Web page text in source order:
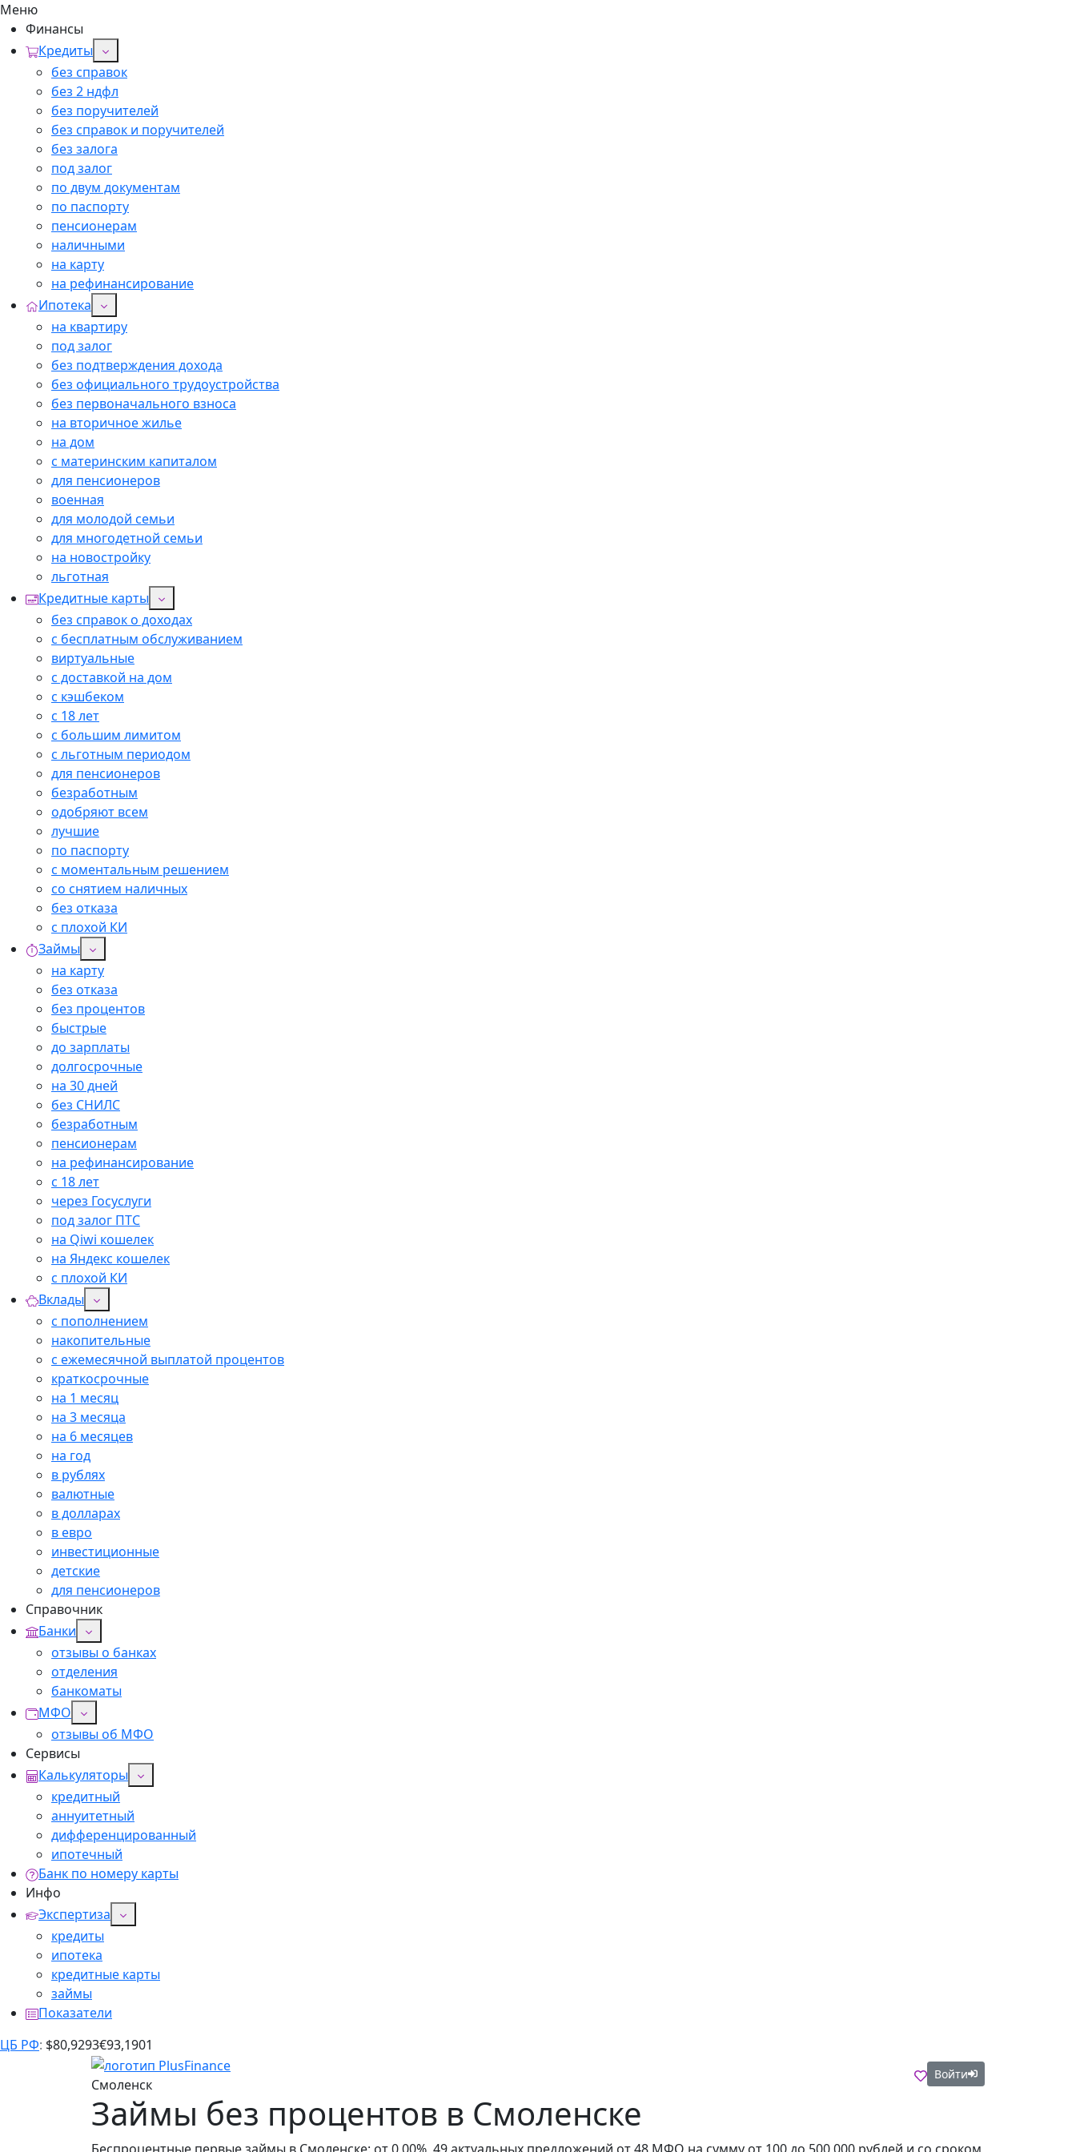
Меню
Финансы
Кредиты
без справок
без 2 ндфл
без поручителей
без справок и поручителей
без залога
под залог
по двум документам
по паспорту
пенсионерам
наличными
на карту
на рефинансирование
Ипотека
на квартиру
под залог
без подтверждения дохода
без официального трудоустройства
без первоначального взноса
на вторичное жилье
на дом
с материнским капиталом
для пенсионеров
военная
для молодой семьи
для многодетной семьи
на новостройку
льготная
Кредитные карты
без справок о доходах
с бесплатным обслуживанием
виртуальные
с доставкой на дом
с кэшбеком
с 18 лет
с большим лимитом
с льготным периодом
для пенсионеров
безработным
одобряют всем
лучшие
по паспорту
с моментальным решением
со снятием наличных
без отказа
с плохой КИ
Займы
на карту
без отказа
без процентов
быстрые
до зарплаты
долгосрочные
на 30 дней
без СНИЛС
безработным
пенсионерам
на рефинансирование
с 18 лет
через Госуслуги
под залог ПТС
на Qiwi кошелек
на Яндекс кошелек
с плохой КИ
Вклады
с пополнением
накопительные
с ежемесячной выплатой процентов
краткосрочные
на 1 месяц
на 3 месяца
на 6 месяцев
на год
в рублях
валютные
в долларах
в евро
инвестиционные
детские
для пенсионеров
Справочник
Банки
отзывы о банках
отделения
банкоматы
МФО
отзывы об МФО
Сервисы
Калькуляторы
кредитный
аннуитетный
дифференцированный
ипотечный
Банк по номеру карты
Инфо
Экспертиза
кредиты
ипотека
кредитные карты
займы
Показатели
ЦБ РФ: $80,9293€93,1901
Смоленск
Войти
Займы без процентов в Смоленске